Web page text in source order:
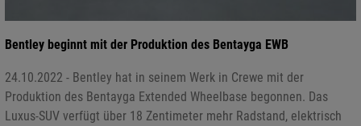
Bentley beginnt mit der Produktion des Bentayga EWB
24.10.2022 - Bentley hat in seinem Werk in Crewe mit der
Produktion des Bentayga Extended Wheelbase begonnen. Das
Luxus-SUV verfügt über 18 Zentimeter mehr Radstand, elektrisch